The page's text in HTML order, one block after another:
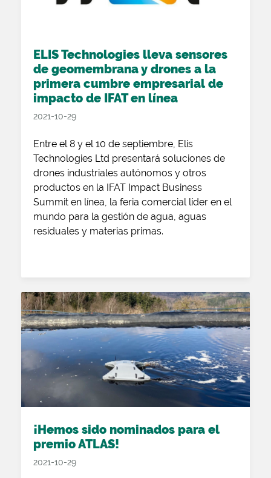
ELIS Technologies lleva sensores
de geomembrana y drones a la
primera cumbre empresarial de
impacto de IFAT en línea
2021-10-29
Entre el 8 y el 10 de septiembre, Elis
Technologies Ltd presentará soluciones de
drones industriales autónomos y otros
productos en la IFAT Impact Business
Summit en línea, la feria comercial líder en el
mundo para la gestión de agua, aguas
residuales y materias primas.
¡Hemos sido nominados para el
premio ATLAS!
2021-10-29